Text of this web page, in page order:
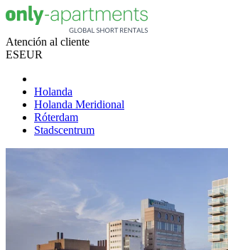
Atención al cliente
ESEUR
Holanda
Holanda Meridional
Róterdam
Stadscentrum